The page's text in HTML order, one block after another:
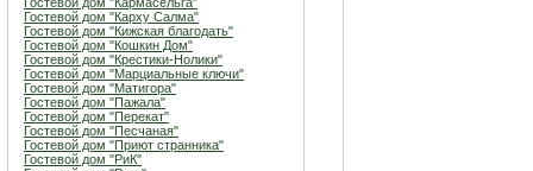
Гостевой дом "Карху Салма"
Гостевой дом "Кижская благодать"
Гостевой дом "Кошкин Дом"
Гостевой дом "Крестики-Нолики"
Гостевой дом "Марциальные ключи"
Гостевой дом "Матигора"
Гостевой дом "Пажала"
Гостевой дом "Перекат"
Гостевой дом "Песчаная"
Гостевой дом "Приют странника"
Гостевой дом "РиК"